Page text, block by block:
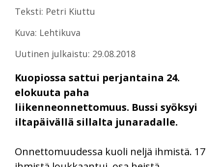
Teksti: Petri Kiuttu
Kuva: Lehtikuva
Uutinen julkaistu: 29.08.2018
Kuopiossa sattui perjantaina 24.
elokuuta paha
liikenneonnettomuus. Bussi syöksyi
iltapäivällä sillalta junaradalle.
Onnettomuudessa kuoli neljä ihmistä. 17